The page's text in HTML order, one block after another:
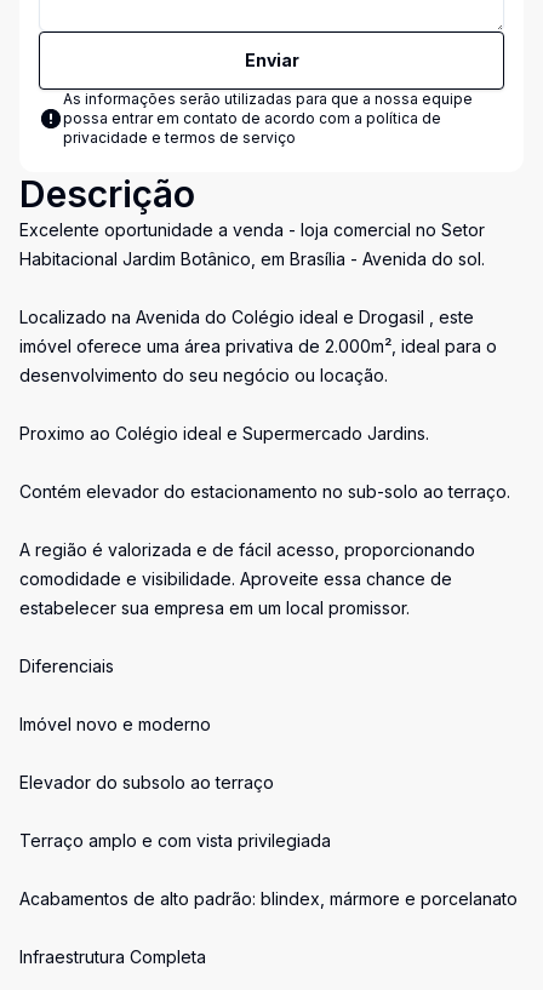
Enviar
As informações serão utilizadas para que a nossa equipe
possa entrar em contato de acordo com a política de
privacidade e termos de serviço
Descrição
Excelente oportunidade a venda - loja comercial no Setor
Habitacional Jardim Botânico, em Brasília - Avenida do sol.
Localizado na Avenida do Colégio ideal e Drogasil , este
imóvel oferece uma área privativa de 2.000m², ideal para o
desenvolvimento do seu negócio ou locação.
Proximo ao Colégio ideal e Supermercado Jardins.
Contém elevador do estacionamento no sub-solo ao terraço.
A região é valorizada e de fácil acesso, proporcionando
comodidade e visibilidade. Aproveite essa chance de
estabelecer sua empresa em um local promissor.
Diferenciais
Imóvel novo e moderno
Elevador do subsolo ao terraço
Terraço amplo e com vista privilegiada
Acabamentos de alto padrão: blindex, mármore e porcelanato
Infraestrutura Completa